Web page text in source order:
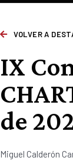
VOLVER A
IX
de
Miguel Calderón